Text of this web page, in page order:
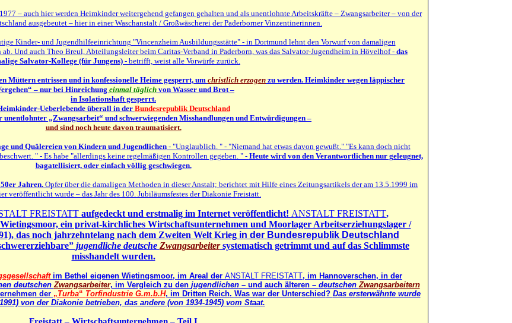
– auch hier werden Heimkinder weitergehend gefangen gehalten und als unentlohnte Arbeitskräfte – Zwangsarbeiter – von der
ausgebeutet – hier in einer Waschanstalt / Großwäscherei der Paderborner Vinzentinerinnen.
Kinder- und Jugendhilfeeinrichtung "Vincenzheim Ausbildungsstätte" - in Dortmund lehnt den Vorwurf von damaligen
Und auch Theo Breul, Abteilungsleiter beim Caritas-Verband in Paderborn, was das Salvator-Jugendheim in Hövelhof - das
Salvator-Kollege (für Jungens) - betrifft, weist alle Vorwürfe zurück.
Müttern entrissen und in konfessionelle Heime gesperrt, um christlich erzogen zu werden. Heimkinder wegen läppischer
– nur bei Hinreichung einmal täglich von Wasser und Brot –
in Isolationshaft gesperrt.
Ueberlebende überall in derBundesrepublik Deutschland
„Zwangsarbeit“ und schwerwiegenden Misshandlungen und Entwürdigungen –
und sind noch heute davon traumatisiert.
und Quälereien von Kindern und Jugendlichen- "Unglaublich. " - "Niemand hat etwas davon gewußt." "Es kann doch nicht
" - Es habe "allerdings keine regelmäßigen Kontrollen gegeben. " - Heute wird von den Verantwortlichen nur geleugnet,
bagatellisiert, oder einfach völlig geschwiegen.
Jahren. Opfer über die damaligen Methoden in dieser Anstalt; berichtet mit Hilfe eines Zeitungsartikels der am 13.5.1999 im
veröffentlicht wurde – das Jahr des 100. Jubiläumsfestes der Diakonie Freistatt.
FREISTATT aufgedeckt und erstmalig im Internet veröffentlicht! ANSTALT FREISTATT,
ein privat-kirchliches Wirtschaftsunternehmen und Moorlager Arbeitserziehungslager /
das noch jahrzehntelang nach dem Zweiten Welt Krieg in der Bundesrepublik Deutschland
jugendliche deutsche Zwangsarbeitersystematisch getrimmt und auf das Schlimmste
misshandelt wurden.
im Bethel eigenen Wietingsmoor, im Areal der ANSTALT FREISTATT, im Hannoverschen, in der
deutschen Zwangsarbeiter, im Vergleich zu den jugendlichen– und auch älteren – deutschen Zwangsarbeitern
der „Turba“ Torfindustrie G.m.b.H, im Dritten Reich. Was war der Unterschied? Das ersterwähnte wurde
von der Diakonie betrieben, das andere (von 1934-1945) vom Staat.
Freistatt – Wirtschaftsunternehmen – Teil I